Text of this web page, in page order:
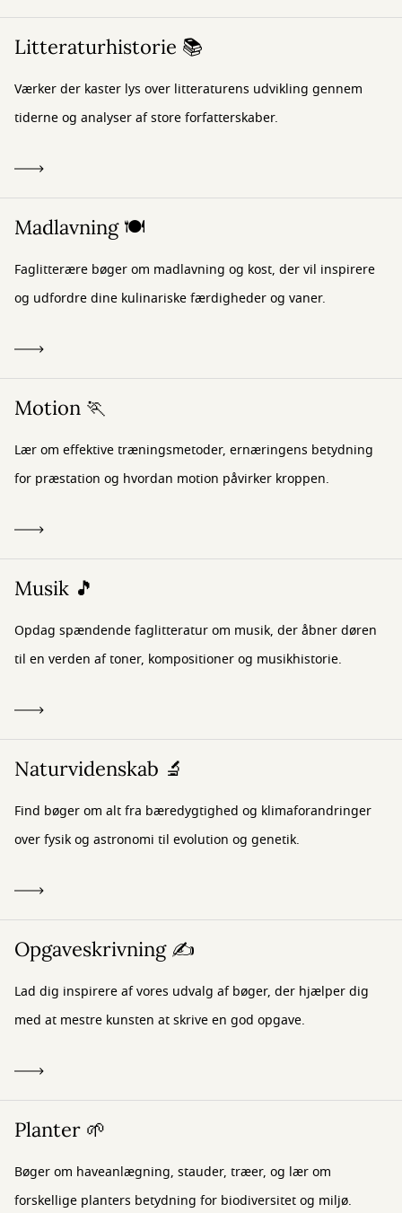
Litteraturhistorie 📚
Værker der kaster lys over litteraturens udvikling gennem
tiderne og analyser af store forfatterskaber.
Madlavning 🍽️
Faglitterære bøger om madlavning og kost, der vil inspirere
og udfordre dine kulinariske færdigheder og vaner.
Motion 🏃
Lær om effektive træningsmetoder, ernæringens betydning
for præstation og hvordan motion påvirker kroppen.
Musik 🎵
Opdag spændende faglitteratur om musik, der åbner døren
til en verden af toner, kompositioner og musikhistorie.
Naturvidenskab 🔬
Find bøger om alt fra bæredygtighed og klimaforandringer
over fysik og astronomi til evolution og genetik.
Opgaveskrivning ✍️
Lad dig inspirere af vores udvalg af bøger, der hjælper dig
med at mestre kunsten at skrive en god opgave.
Planter 🌱
Bøger om haveanlægning, stauder, træer, og lær om
forskellige planters betydning for biodiversitet og miljø.